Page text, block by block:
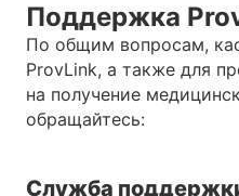
Поддержка
По общим вопросам,
ProvLink, а также для
на получение
обращайтесь:
Служба